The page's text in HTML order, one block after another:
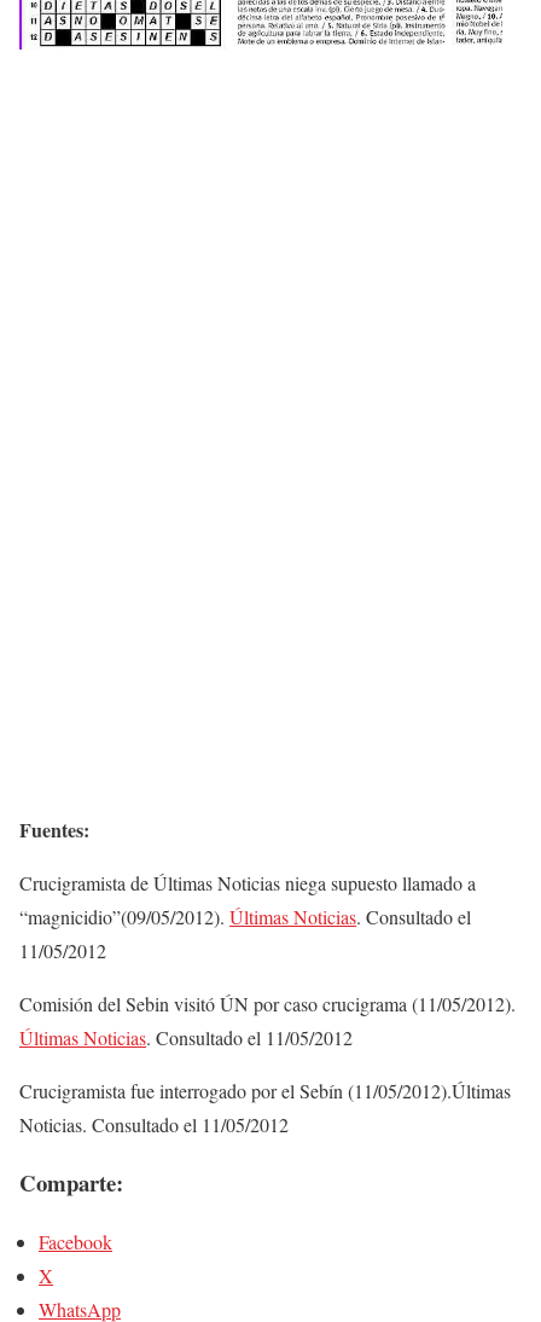
Fuentes:
Crucigramista de Últimas Noticias niega supuesto llamado a
“magnicidio”(09/05/2012). Últimas Noticias. Consultado el
11/05/2012
Comisión del Sebin visitó ÚN por caso crucigrama (11/05/2012).
Últimas Noticias. Consultado el 11/05/2012
Crucigramista fue interrogado por el Sebín (11/05/2012).Últimas
Noticias. Consultado el 11/05/2012
Comparte:
Facebook
X
WhatsApp